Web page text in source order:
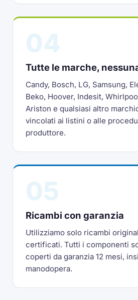
Tutte le marche,
Candy, Bosch, LG, Samsung,
Beko, Hoover, Indesit,
Ariston e qualsiasi altro
vincolati ai listini o alle
produttore.
Ricambi con garanzia
Utilizziamo solo ricambi
certificati. Tutti i componenti
coperti da garanzia 12 mesi,
manodopera.